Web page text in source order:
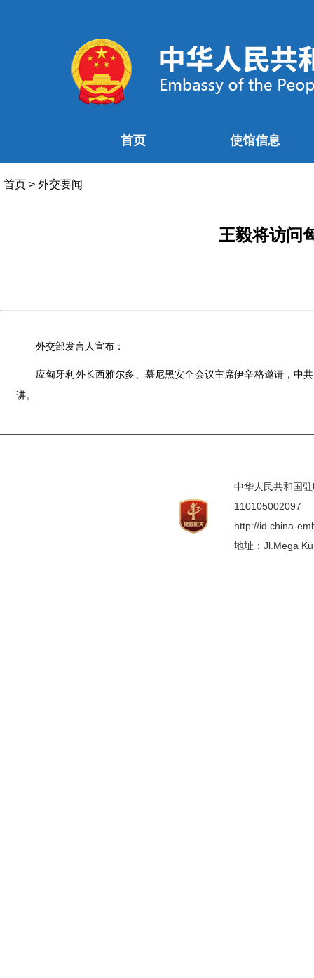
首页 使馆信息
首页 > 外交要闻
王毅将访问
外交部发言人宣布：
应匈牙利外长西雅尔多、慕尼黑安全会议主席伊辛格邀请，中
讲。
中华人民共和国
110105002097
http://id.china-
地址：Jl.Mega